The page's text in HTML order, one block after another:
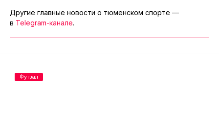
Другие главные новости о тюменском спорте —
в Telegram-канале.
Футзал